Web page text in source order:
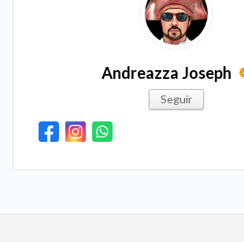
Andreazza Joseph
Seguir